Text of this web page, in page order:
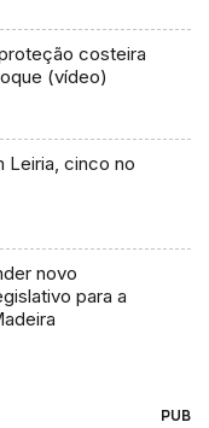
costeira
(vídeo)
Leiria, cinco no
novo
para a
PUB